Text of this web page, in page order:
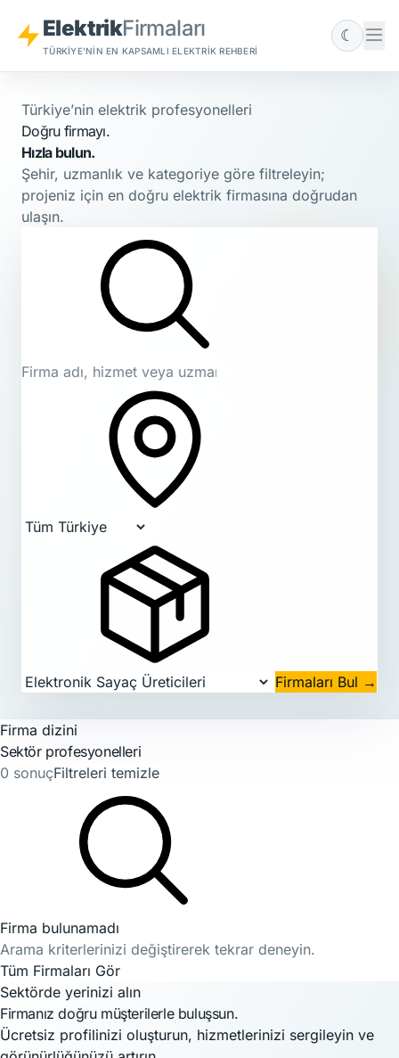
ElektrikFirmaları
TÜRKIYE'NIN EN KAPSAMLI ELEKTRIK REHBERI
☾
Türkiye’nin elektrik profesyonelleri
Doğru firmayı.
Hızla bulun.
Şehir, uzmanlık ve kategoriye göre filtreleyin;
projeniz için en doğru elektrik firmasına doğrudan
ulaşın.
Firmaları Bul →
Firma dizini
Sektör profesyonelleri
0 sonuçFiltreleri temizle
Firma bulunamadı
Arama kriterlerinizi değiştirerek tekrar deneyin.
Tüm Firmaları Gör
Sektörde yerinizi alın
Firmanız doğru müşterilerle buluşsun.
Ücretsiz profilinizi oluşturun, hizmetlerinizi sergileyin ve